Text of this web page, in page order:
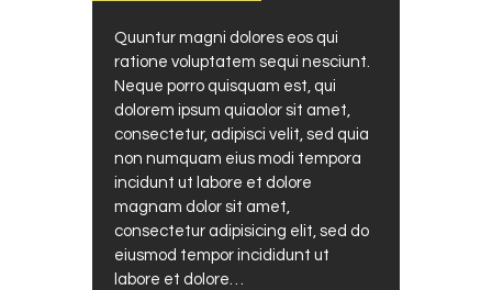
Quuntur magni dolores eos qui
ratione voluptatem sequi nesciunt.
Neque porro quisquam est, qui
dolorem ipsum quiaolor sit amet,
consectetur, adipisci velit, sed quia
non numquam eius modi tempora
incidunt ut labore et dolore
magnam dolor sit amet,
consectetur adipisicing elit, sed do
eiusmod tempor incididunt ut
labore et dolore…